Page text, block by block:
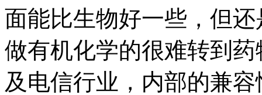
面能比生物好一些，但
做有机化学的很难转到
及电信行业，内部的兼